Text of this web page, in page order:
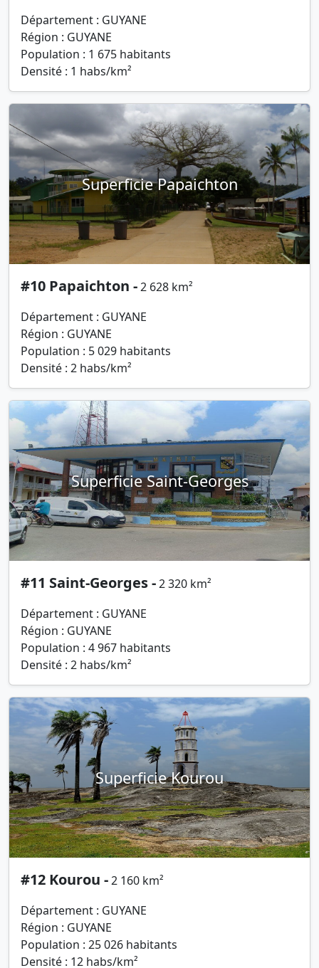
Département : GUYANE
Région : GUYANE
Population : 1 675 habitants
Densité : 1 habs/km²
Superficie Papaichton
#10 Papaichton -2 628 km²
Département : GUYANE
Région : GUYANE
Population : 5 029 habitants
Densité : 2 habs/km²
Superficie Saint-Georges
#11 Saint-Georges -2 320 km²
Département : GUYANE
Région : GUYANE
Population : 4 967 habitants
Densité : 2 habs/km²
Superficie Kourou
#12 Kourou -2 160 km²
Département : GUYANE
Région : GUYANE
Population : 25 026 habitants
Densité : 12 habs/km²